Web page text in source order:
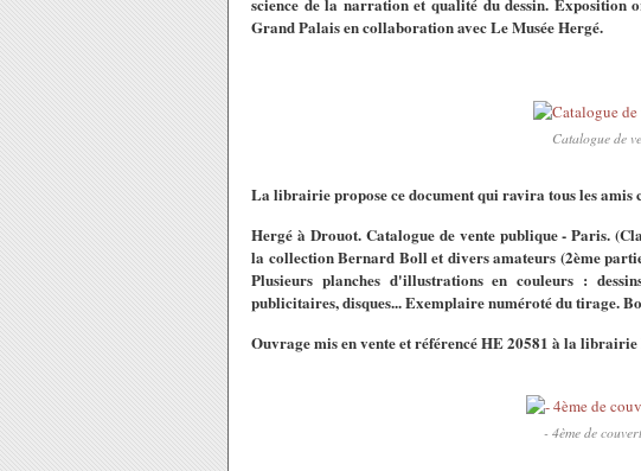
Grand Palais en collaboration avec Le Musée Hergé.
Catalogue de
La librairie propose ce document qui ravira tous les
Hergé à Drouot. Catalogue de vente publique - Paris.
la collection Bernard Boll et divers amateurs (2ème
Plusieurs planches d'illustrations en couleurs :
publicitaires, disques... Exemplaire numéroté du tirage.
Ouvrage mis en vente et référencé HE 20581 à la librairie
- 4ème de